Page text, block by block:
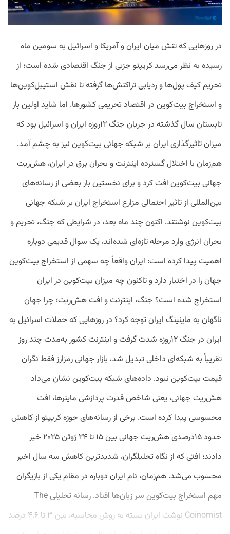
در روزهایی که تنش میان ایران و آمریکا و اسرائیل به سومین ماه
رسیده به نظر می‌رسد کریپتو جزئی از جنگ اقتصادی شده است؛ از
تحریم کیف ‌پول‌ها و ردیابی تراکنش‌ها گرفته تا نقش استیبل‌کوین‌ها
و استخراج بیت‌کوین در اقتصاد تحریمی کشورها. اما شاید اولین ‌بار
تابستان سال گذشته در جریان جنگ ۱۲روزه ایران و اسرائیل بود که
میزان تاثیرگذاری ایران بر شبکه جهانی بیت‌کوین نیز به چشم آمد.
هم‌زمان با اختلال گسترده اینترنت و بحران برق در ایران، هش‌ریت
جهانی بیت‌کوین افت کرد و برای نخستین ‌بار بعضی از رسانه‌های
بین‌المللی از تاثیر احتمالی مزارع استخراج ایران بر شبکه جهانی
بیت‌کوین نوشتند. اکنون چند ماه بعد، در شرایطی که جنگ، تحریم و
بحران انرژی وارد مرحله تازه‌ای شده‌اند، یک سوال قدیمی دوباره
اهمیت پیدا کرده است: ایران واقعاً چه سهمی از استخراج بیت‌کوین
جهان را در اختیار دارد و تاکنون چه میزان بیت‌کوین در ایران
استخراج شده است؟ جنگ، اینترنت و افت هش‌ریت؛ چرا جهان
ناگهان به ماینینگ ایران توجه کرد؟ در روزهایی که حملات اسرائیل به
ایران در جنگ ۱۲روزه شدت گرفت و اینترنت کشور به‌مدت چند روز
تقریباً به شبکه‌ای داخلی تبدیل شد، بازار جهانی رمزارز فقط نگران
قیمت بیت‌کوین نبود. داده‌های شبکه بیت‌کوین نشان می‌داد
هش‌ریت جهانی، یعنی شاخص قدرت پردازشی ماینرها، افت
محسوسی پیدا کرده است. برخی از رسانه‌های حوزه کریپتو از کاهش
حدود ۱۵درصدی هش‌ریت جهانی بین ۱۵ تا ۲۴ ژوئن ۲۰۲۵ خبر
دادند؛ افتی که از نگاه تحلیلگران، شدیدترین کاهش سه سال اخیر
محسوب می‌شد. هم‌زمان، نام ایران دوباره در مقام یکی از بازیگران
مهم استخراج بیت‌کوین سر زبان‌ها افتاد. رسانه تحلیلی The
Coinomist نوشت ایران بسته به روش محاسبه، بین ۳ تا ۴.۶ درصد